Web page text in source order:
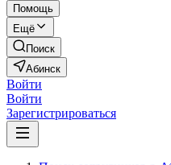
Помощь
Ещё
Поиск
Абинск
Войти
Войти
Зарегистрироваться